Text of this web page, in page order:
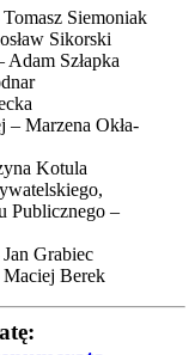
Siemoniak
Sikorski
Szłapka
Marzena Okła-
Kotula
Publicznego –
Grabiec
Berek